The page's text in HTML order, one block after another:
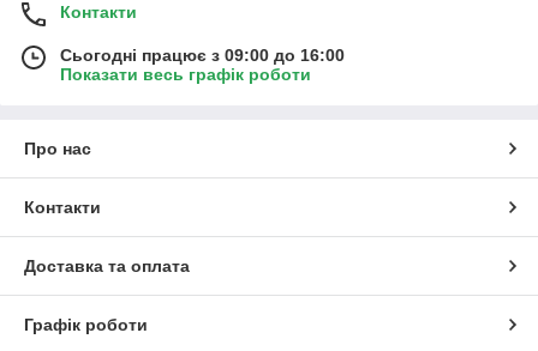
Контакти
Сьогодні працює з 09:00 до 16:00
Показати весь графік роботи
Про нас
Контакти
Доставка та оплата
Графік роботи